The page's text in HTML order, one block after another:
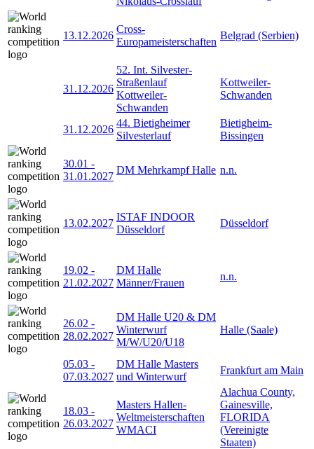
13.12.2026
Cross-
Europameisterschaften
Belgrad (Serbien)
31.12.2026
52. Int. Silvester-
Straßenlauf
Kottweiler-
Schwanden
Kottweiler-
Schwanden
31.12.2026
44. Bietigheimer
Silvesterlauf
Bietigheim-
Bissingen
30.01 -
31.01.2027
DM Mehrkampf Halle n.n.
13.02.2027
ISTAF INDOOR
Düsseldorf
Düsseldorf
19.02 -
21.02.2027
DM Halle
Männer/Frauen
n.n.
26.02 -
28.02.2027
DM Halle U20 & DM
Winterwurf
M/W/U20/U18
Halle (Saale)
05.03 -
07.03.2027
DM Halle Masters
und Winterwurf
Frankfurt am Main
18.03 -
26.03.2027
Masters Hallen-
Weltmeisterschaften
WMACI
Alachua County,
Gainesville,
FLORIDA
(Vereinigte
Staaten)